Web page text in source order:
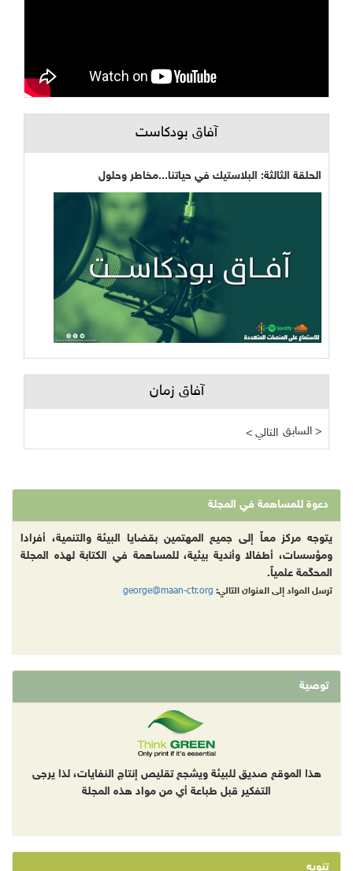
آفاق بودكاست
الحلقة الثالثة: البلاستيك في حياتنا...مخاطر وحلول
آفاق زمان
< التالي السابق >
دعوة للمساهمة في المجلة
يتوجه مركز معاً إلى جميع المهتمين بقضايا البيئة والتنمية، أفرادا
ومؤسسات، أطفالا وأندية بيئية، للمساهمة في الكتابة لهذه المجلة
المحكّمة علمياً.
ترسل المواد إلى العنوان التالي: george@maan-ctr.org
توصية
هذا الموقع صديق للبيئة ويشجع تقليص إنتاج النفايات، لذا يرجى
التفكير قبل طباعة أي من مواد هذه المجلة
تنويه